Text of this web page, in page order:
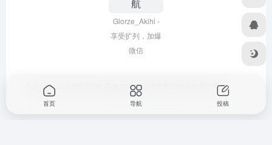
Glorze_Akihi -
享受扩列，加爆
微信
Copyright © 2022-2026 高老四导航 浙ICP备2020045320号-3
首页 导航 投稿